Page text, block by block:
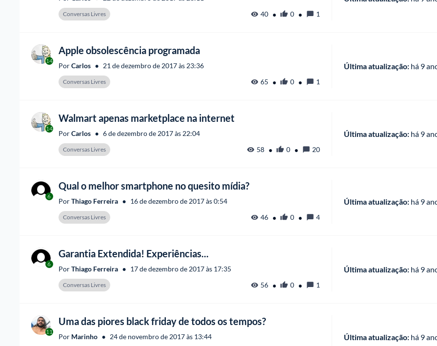
Conversas Livres 40 • 0 • 1
14
Apple obsolescência programada
Por Carlos • 21 de dezembro de 2017 às 23:36
Conversas Livres 65 • 0 • 1
Última atualização: há 9
14
Walmart apenas marketplace na internet
Por Carlos • 6 de dezembro de 2017 às 22:04
Conversas Livres 58 • 0 • 20
Última atualização: há 9
6
Qual o melhor smartphone no quesito mídia?
Por Thiago Ferreira • 16 de dezembro de 2017 às 0:54
Conversas Livres 46 • 0 • 4
Última atualização: há 9
6
Garantia Extendida! Experiências...
Por Thiago Ferreira • 17 de dezembro de 2017 às 17:35
Conversas Livres 56 • 0 • 1
Última atualização: há 9
11
Uma das piores black friday de todos os tempos?
Por Marinho • 24 de novembro de 2017 às 13:44 Última atualização: há 9